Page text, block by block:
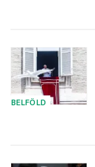
BELFÖLD